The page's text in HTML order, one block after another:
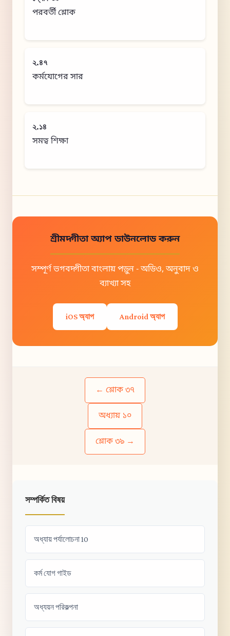
পরবর্তী শ্লোক
২.৪৭
কর্মযোগের সার
২.১৪
সমত্ব শিক্ষা
শ্রীমদ্গীতা অ্যাপ ডাউনলোড করুন
সম্পূর্ণ ভগবদ্গীতা বাংলায় পড়ুন - অডিও, অনুবাদ ও
ব্যাখ্যা সহ
iOS অ্যাপ Android অ্যাপ
← শ্লোক ৩৭
অধ্যায় ১০
শ্লোক ৩৯ →
সম্পর্কিত বিষয়
অধ্যায় পর্যালোচনা 10
কর্ম যোগ গাইড
অধ্যয়ন পরিকল্পনা